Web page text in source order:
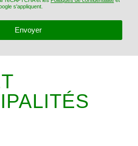
s'appliquent.
Envoyer